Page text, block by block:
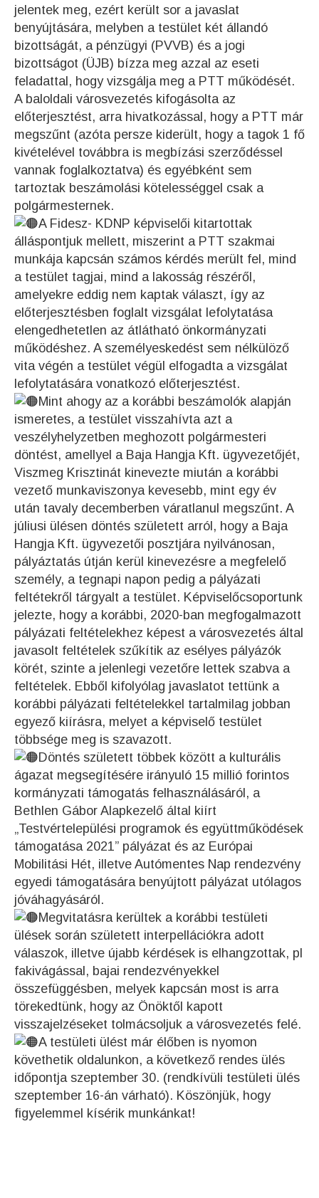
jelentek meg, ezért került sor a javaslat
benyújtására, melyben a testület két állandó
bizottságát, a pénzügyi (PVVB) és a jogi
bizottságot (ÜJB) bízza meg azzal az eseti
feladattal, hogy vizsgálja meg a PTT működését.
A baloldali városvezetés kifogásolta az
előterjesztést, arra hivatkozással, hogy a PTT már
megszűnt (azóta persze kiderült, hogy a tagok 1 fő
kivételével továbbra is megbízási szerződéssel
vannak foglalkoztatva) és egyébként sem
tartoztak beszámolási kötelességgel csak a
polgármesternek.
A Fidesz- KDNP képviselői kitartottak
álláspontjuk mellett, miszerint a PTT szakmai
munkája kapcsán számos kérdés merült fel, mind
a testület tagjai, mind a lakosság részéről,
amelyekre eddig nem kaptak választ, így az
előterjesztésben foglalt vizsgálat lefolytatása
elengedhetetlen az átlátható önkormányzati
működéshez. A személyeskedést sem nélkülöző
vita végén a testület végül elfogadta a vizsgálat
lefolytatására vonatkozó előterjesztést.
Mint ahogy az a korábbi beszámolók alapján
ismeretes, a testület visszahívta azt a
veszélyhelyzetben meghozott polgármesteri
döntést, amellyel a Baja Hangja Kft. ügyvezetőjét,
Viszmeg Krisztinát kinevezte miután a korábbi
vezető munkaviszonya kevesebb, mint egy év
után tavaly decemberben váratlanul megszűnt. A
júliusi ülésen döntés született arról, hogy a Baja
Hangja Kft. ügyvezetői posztjára nyilvánosan,
pályáztatás útján kerül kinevezésre a megfelelő
személy, a tegnapi napon pedig a pályázati
feltétekről tárgyalt a testület. Képviselőcsoportunk
jelezte, hogy a korábbi, 2020-ban megfogalmazott
pályázati feltételekhez képest a városvezetés által
javasolt feltételek szűkítik az esélyes pályázók
körét, szinte a jelenlegi vezetőre lettek szabva a
feltételek. Ebből kifolyólag javaslatot tettünk a
korábbi pályázati feltételekkel tartalmilag jobban
egyező kiírásra, melyet a képviselő testület
többsége meg is szavazott.
Döntés született többek között a kulturális
ágazat megsegítésére irányuló 15 millió forintos
kormányzati támogatás felhasználásáról, a
Bethlen Gábor Alapkezelő által kiírt
„Testvértelepülési programok és együttműködések
támogatása 2021” pályázat és az Európai
Mobilitási Hét, illetve Autómentes Nap rendezvény
egyedi támogatására benyújtott pályázat utólagos
jóváhagyásáról.
Megvitatásra kerültek a korábbi testületi
ülések során született interpellációkra adott
válaszok, illetve újabb kérdések is elhangzottak, pl
fakivágással, bajai rendezvényekkel
összefüggésben, melyek kapcsán most is arra
törekedtünk, hogy az Önöktől kapott
visszajelzéseket tolmácsoljuk a városvezetés felé.
A testületi ülést már élőben is nyomon
követhetik oldalunkon, a következő rendes ülés
időpontja szeptember 30. (rendkívüli testületi ülés
szeptember 16-án várható). Köszönjük, hogy
figyelemmel kísérik munkánkat!